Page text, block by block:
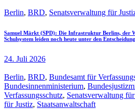
Berlin, BRD, Senatsverwaltung für
Samuel Märkt (SPD): Die Infrastruktur Berlins, der
Schulsystem leiden noch heute unter den
24. Juli 2026
Berlin, BRD, Bundesamt für
Bundesinnenministerium,
Verfassungsschutz, Senatsverwaltung
für Justiz, Staatsanwaltschaft